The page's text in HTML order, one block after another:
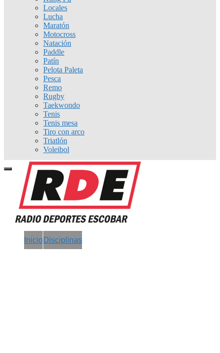
Locales
Lucha
Maratón
Motocross
Natación
Paddle
Patín
Pelota Paleta
Pesca
Remo
Rugby
Taekwondo
Tenis
Tenis mesa
Tiro con arco
Triatlón
Voleibol
Inicio Disciplinas